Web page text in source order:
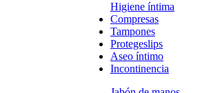
Higiene íntima
Compresas
Tampones
Protegeslips
Aseo íntimo
Incontinencia